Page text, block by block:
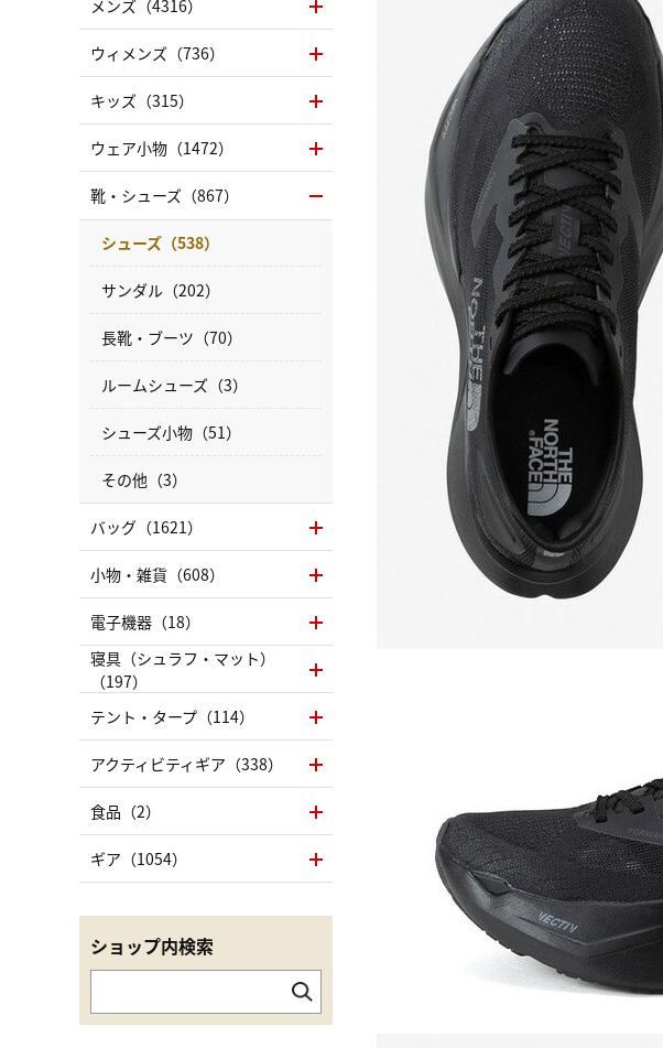
メンズ（4316）
ウィメンズ（736）
キッズ（315）
ウェア小物（1472）
靴・シューズ（867）
シューズ（538）
サンダル（202）
長靴・ブーツ（70）
ルームシューズ（3）
シューズ小物（51）
その他（3）
バッグ（1621）
小物・雑貨（608）
電子機器（18）
寝具（シュラフ・マット）
（197）
テント・タープ（114）
アクティビティギア（338）
食品（2）
ギア（1054）
ショップ内検索